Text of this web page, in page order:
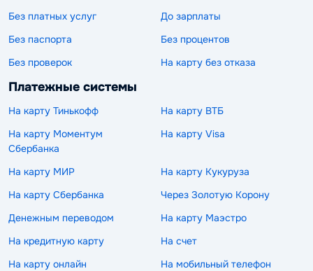
Без платных услуг
До зарплаты
Без паспорта
Без процентов
Без проверок
На карту без отказа
Платежные системы
На карту Тинькофф
На карту ВТБ
На карту Моментум
Сбербанка
На карту Visa
На карту МИР
На карту Кукуруза
На карту Сбербанка
Через Золотую Корону
Денежным переводом
На карту Маэстро
На кредитную карту
На счет
На карту онлайн
На мобильный телефон